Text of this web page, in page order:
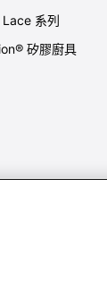
系列
矽膠廚具
All rights reserved.